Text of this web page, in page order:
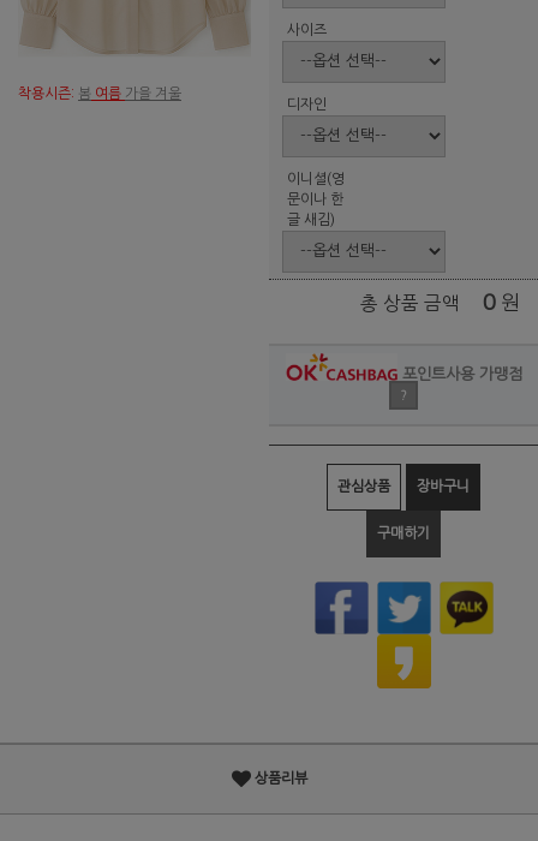
착용시즌: 봄 여름 가을 겨울
사이즈
디자인
이니셜(영
문이나 한
글 새김)
총 상품 금액 0 원
포인트사용 가맹점
?
관심상품 장바구니
구매하기
상품리뷰